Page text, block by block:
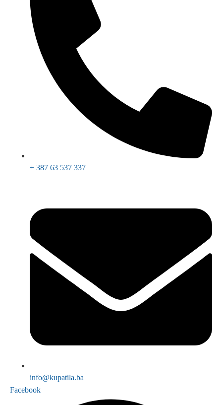
+ 387 63 537 337
info@kupatila.ba
Facebook